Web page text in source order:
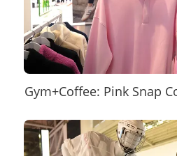
Gym+Coffee: Pink Snap